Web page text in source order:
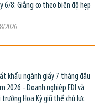
8: Giằng co theo biên độ hẹp
2026
khẩu ngành giấy 7 tháng đầu
2026 - Doanh nghiệp FDI và
Hoa Kỳ giữ thế chủ lực